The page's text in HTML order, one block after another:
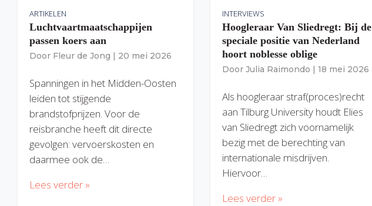
ARTIKELEN
Luchtvaartmaatschappijen
passen koers aan
Door Fleur de Jong | 20 mei 2026
Spanningen in het Midden-Oosten
leiden tot stijgende
brandstofprijzen. Voor de
reisbranche heeft dit directe
gevolgen: vervoerskosten en
daarmee ook de…
Lees verder »
INTERVIEWS
Hoogleraar Van Sliedregt: Bij de
speciale positie van Nederland
hoort noblesse oblige
Door Julia Raimondo | 18 mei 2026
Als hoogleraar straf(proces)recht
aan Tilburg University houdt Elies
van Sliedregt zich voornamelijk
bezig met de berechting van
internationale misdrijven.
Hiervoor…
Lees verder »